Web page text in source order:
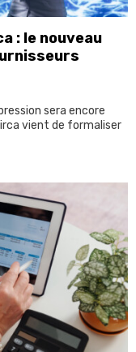
: le nouveau
sera encore
vient de formaliser